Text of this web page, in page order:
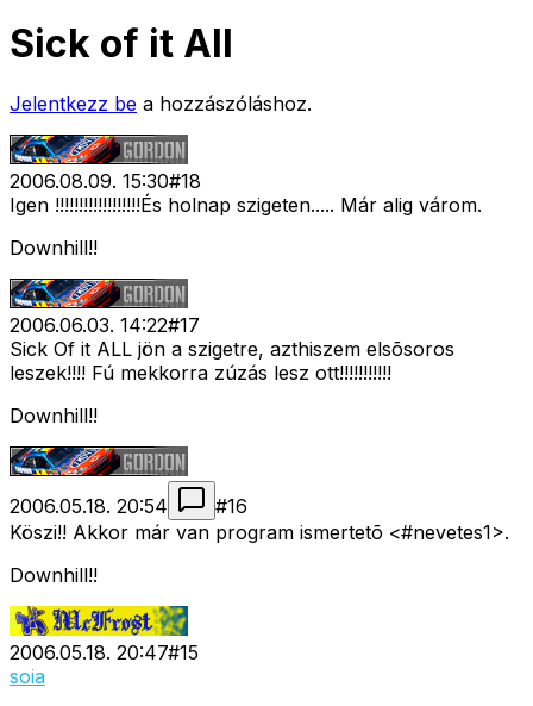
Sick of it All
Jelentkezz be a hozzászóláshoz.
2006.08.09. 15:30#18
Igen !!!!!!!!!!!!!!!!!!És holnap szigeten..... Már alig várom.
Downhill!!
2006.06.03. 14:22#17
Sick Of it ALL jön a szigetre, azthiszem elsõsoros
leszek!!!! Fú mekkorra zúzás lesz ott!!!!!!!!!!!
Downhill!!
2006.05.18. 20:54 #16
Köszi!! Akkor már van program ismertetõ <#nevetes1>.
Downhill!!
2006.05.18. 20:47#15
soia